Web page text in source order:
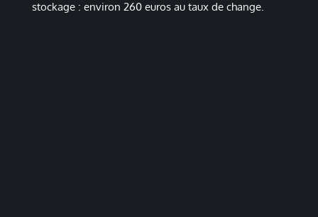
stockage : environ 260 euros au taux de change.